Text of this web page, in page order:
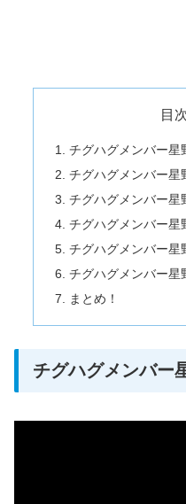
目
チグハグメンバー星
チグハグメンバー星
チグハグメンバー星
チグハグメンバー星
チグハグメンバー星
チグハグメンバー星
まとめ！
チグハグメンバー